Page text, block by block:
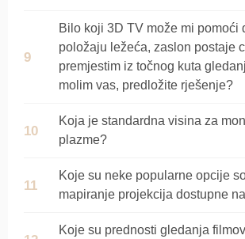
Bilo koji 3D TV može mi pomoći
položaju ležeća, zaslon postaje
premjestim iz točnog kuta
molim vas, predložite rješenje?
Koja je standardna visina za
plazme?
Koje su neke popularne opcije
mapiranje projekcija dostupne
Koje su prednosti gledanja